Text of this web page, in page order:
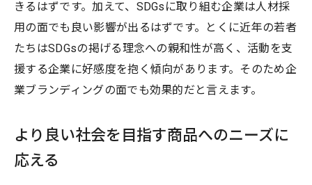
きるはずです。加えて、SDGsに取り組む企業は人材採
用の面でも良い影響が出るはずです。とくに近年の若者
たちはSDGsの掲げる理念への親和性が高く、活動を支
援する企業に好感度を抱く傾向があります。そのため企
業ブランディングの面でも効果的だと言えます。
より良い社会を目指す商品へのニーズに
応える